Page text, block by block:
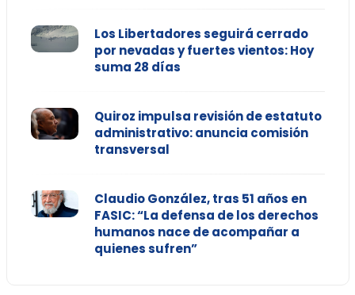
Los Libertadores seguirá cerrado
por nevadas y fuertes vientos: Hoy
suma 28 días
Quiroz impulsa revisión de estatuto
administrativo: anuncia comisión
transversal
Claudio González, tras 51 años en
FASIC: “La defensa de los derechos
humanos nace de acompañar a
quienes sufren”